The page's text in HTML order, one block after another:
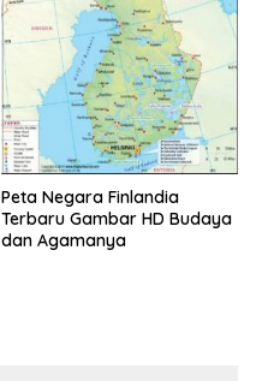
Peta Negara Finlandia
Terbaru Gambar HD Budaya
dan Agamanya